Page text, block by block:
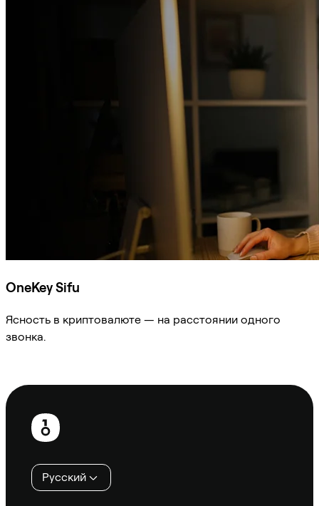
OneKey Sifu
Ясность в криптовалюте — на расстоянии одного
звонка.
Нижний
колонтитул
Русский